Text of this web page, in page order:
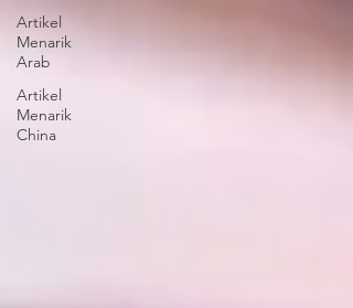
Artikel
Menarik
Arab
Artikel
Menarik
China